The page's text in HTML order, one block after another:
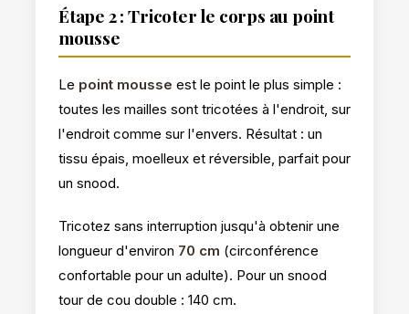
Étape 2 : Tricoter le corps au point
mousse
Le point mousse est le point le plus simple :
toutes les mailles sont tricotées à l'endroit, sur
l'endroit comme sur l'envers. Résultat : un
tissu épais, moelleux et réversible, parfait pour
un snood.
Tricotez sans interruption jusqu'à obtenir une
longueur d'environ 70 cm (circonférence
confortable pour un adulte). Pour un snood
tour de cou double : 140 cm.